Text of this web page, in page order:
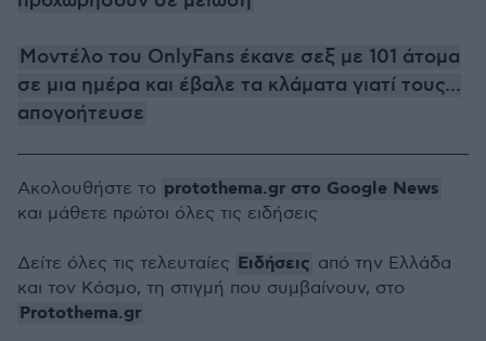
Μοντέλο του OnlyFans έκανε σεξ με 101 άτομα
σε μια ημέρα και έβαλε τα κλάματα γιατί τους...
απογοήτευσε
Ακολουθήστε το protothema.gr στο Google News
και μάθετε πρώτοι όλες τις ειδήσεις
Δείτε όλες τις τελευταίες Ειδήσεις από την Ελλάδα
και τον Κόσμο, τη στιγμή που συμβαίνουν, στο
Protothema.gr